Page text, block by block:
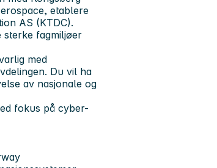
etablere
AS (KTDC).
sterke fagmiljøer
med
Du vil ha
av nasjonale og
fokus på cyber-